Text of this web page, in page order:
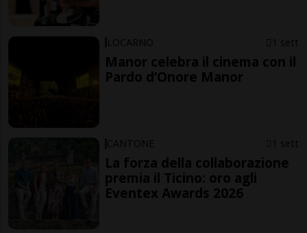
LOCARNO 1 sett
Manor celebra il cinema con il
Pardo d’Onore Manor
CANTONE 1 sett
La forza della collaborazione
premia il Ticino: oro agli
Eventex Awards 2026